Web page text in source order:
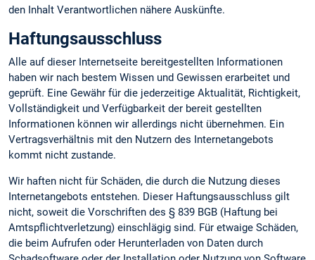
den Inhalt Verantwortlichen nähere Auskünfte.
Haftungsausschluss
Alle auf dieser Internetseite bereitgestellten Informationen
haben wir nach bestem Wissen und Gewissen erarbeitet und
geprüft. Eine Gewähr für die jederzeitige Aktualität, Richtigkeit,
Vollständigkeit und Verfügbarkeit der bereit gestellten
Informationen können wir allerdings nicht übernehmen. Ein
Vertragsverhältnis mit den Nutzern des Internetangebots
kommt nicht zustande.
Wir haften nicht für Schäden, die durch die Nutzung dieses
Internetangebots entstehen. Dieser Haftungsausschluss gilt
nicht, soweit die Vorschriften des § 839 BGB (Haftung bei
Amtspflichtverletzung) einschlägig sind. Für etwaige Schäden,
die beim Aufrufen oder Herunterladen von Daten durch